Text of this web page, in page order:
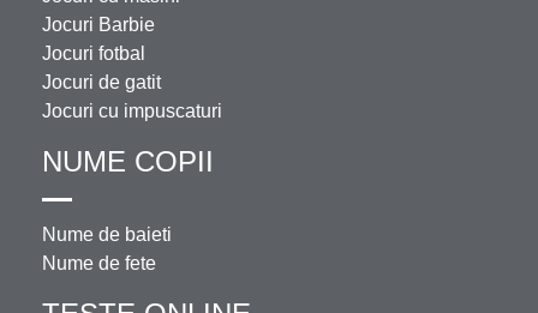
Jocuri Barbie
Jocuri fotbal
Jocuri de gatit
Jocuri cu impuscaturi
NUME COPII
Nume de baieti
Nume de fete